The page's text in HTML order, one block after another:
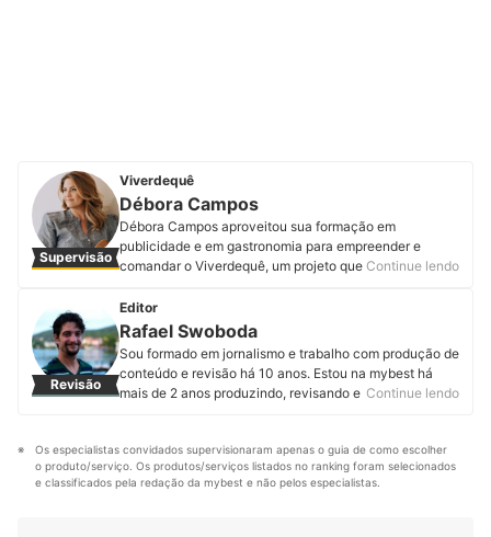
Supervisão
Viverdequê
Débora Campos
Débora Campos aproveitou sua formação em
publicidade e em gastronomia para empreender e
comandar o Viverdequê, um projeto que tem o intuito
saudável. Além de criar conteúdo no YouTube com
receitas fáceis, rápidas e saborosas, e ministrar cursos
relacionados a uma boa alimentação. Também é a
idealizadora do VegExperience, um festival de comida
vegetariana que envolve os melhores restaurantes de
Belo Horizonte todos os anos desde 2017. Em suas
alimentação saudável. Conheça mais sobre a Débora
no Instagram, Facebook e Youtube.
Perfil de Débora Campos
Continue lendo
Revisão
Editor
Rafael Swoboda
Sou formado em jornalismo e trabalho com produção de
conteúdo e revisão há 10 anos. Estou na mybest há
mais de 2 anos produzindo, revisando e atualizando
me motiva.
Perfil de Rafael Swoboda
Continue lendo
Os especialistas convidados supervisionaram apenas o guia de como escolher
o produto/serviço. Os produtos/serviços listados no ranking foram selecionados
e classificados pela redação da mybest e não pelos especialistas.